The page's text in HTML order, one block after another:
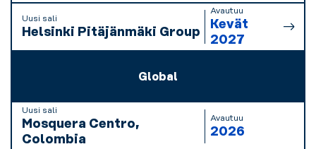
Uusi sali
Helsinki Pitäjänmäki Group
Avautuu
Kevät
2027
Global
Uusi sali
Mosquera Centro,
Colombia
Avautuu
2026